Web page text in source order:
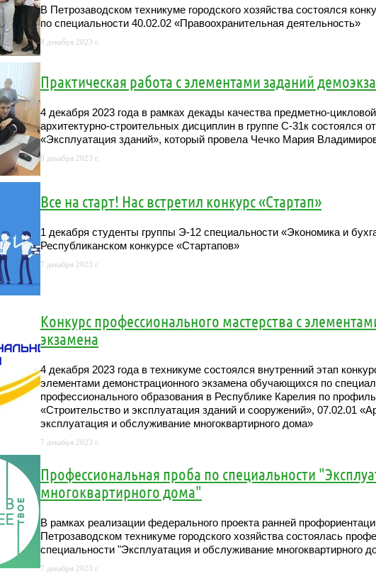
В Петрозаводском техникуме городского хозяйства состоялся
по специальности 40.02.02 «Правоохранительная деятельность»
8 декабря 2023 г.
Практическая работа с элементами заданий
4 декабря 2023 года в рамках декады качества предметно-
архитектурно-строительных дисциплин в группе С-31к состоялся
«Эксплуатация зданий», который провела Чечко Мария
8 декабря 2023 г.
Все на старт! Нас встретил конкурс «Стартап»
1 декабря студенты группы Э-12 специальности «Экономика и
Республиканском конкурсе «Стартапов»
7 декабря 2023 г.
Конкурс профессионального мастерства с
экзамена
4 декабря 2023 года в техникуме состоялся внутренний этап
элементами демонстрационного экзамена обучающихся по
профессионального образования в Республике Карелия по
«Строительство и эксплуатация зданий и сооружений», 07.02.01
эксплуатация и обслуживание многоквартирного дома»
7 декабря 2023 г.
Профессиональная проба по специальности
многоквартирного дома"
В рамках реализации федерального проекта ранней
Петрозаводском техникуме городского хозяйства состоялась
специальности "Эксплуатация и обслуживание многоквартирного
7 декабря 2023 г.